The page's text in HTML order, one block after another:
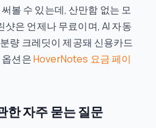
볼 수 있는데, 산만함 없는 모
은 언제나 무료이며, AI 자동
량 크레딧이 제공돼 신용카드
션은HoverNotes 요금 페이
자주 묻는 질문